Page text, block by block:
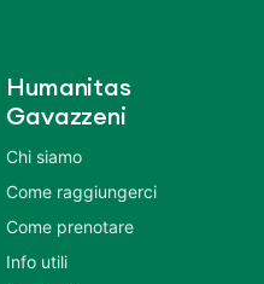
Humanitas
Gavazzeni
Chi siamo
Come raggiungerci
Come prenotare
Info utili